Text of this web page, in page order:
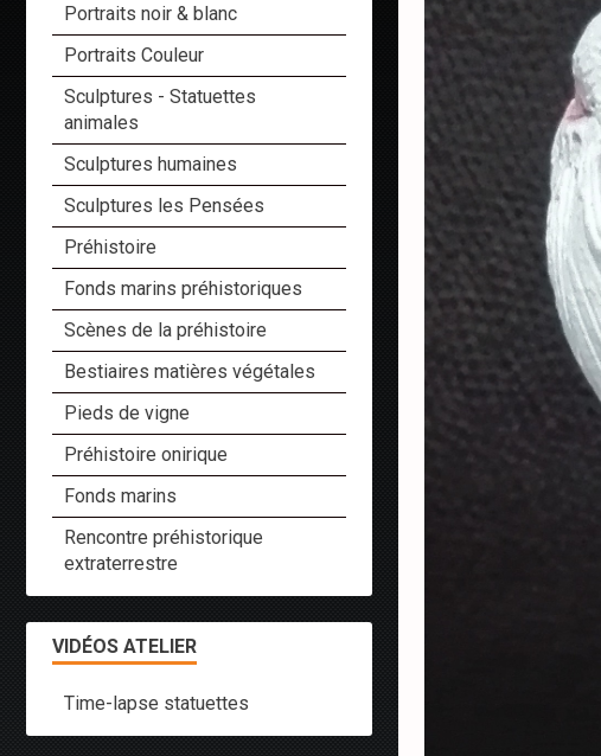
Portraits noir & blanc
Portraits Couleur
Sculptures - Statuettes
animales
Sculptures humaines
Sculptures les Pensées
Préhistoire
Fonds marins préhistoriques
Scènes de la préhistoire
Bestiaires matières végétales
Pieds de vigne
Préhistoire onirique
Fonds marins
Rencontre préhistorique
extraterrestre
VIDÉOS ATELIER
Time-lapse statuettes